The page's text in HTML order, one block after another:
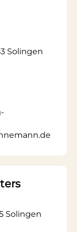
Solingen
Solingen